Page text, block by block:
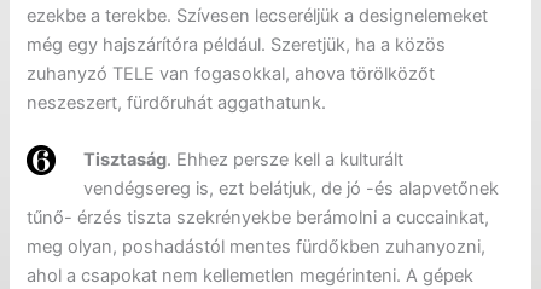
ezekbe a terekbe. Szívesen lecseréljük a designelemeket
még egy hajszárítóra például. Szeretjük, ha a közös
zuhanyzó TELE van fogasokkal, ahova törölközőt
neszeszert, fürdőruhát aggathatunk.
Tisztaság. Ehhez persze kell a kulturált
vendégsereg is, ezt belátjuk, de jó -és alapvetőnek
tűnő- érzés tiszta szekrényekbe berámolni a cuccainkat,
meg olyan, poshadástól mentes fürdőkben zuhanyozni,
ahol a csapokat nem kellemetlen megérinteni. A gépek